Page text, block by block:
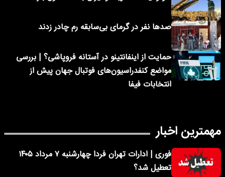
صدها نفر در گرمای بی‌سابقه رم چادر زدند
حمایت از اینفانتینو در آستانه فروپاشی؟ | بررسی
مواضع کنفدراسیون‌های فوتبال جهان پیش از
انتخابات فیفا
مهمترین اخبار
فوری | ادارات تهران فردا چهارشنبه ۷ مرداد ۱۴۰۵
تعطیل شد؟